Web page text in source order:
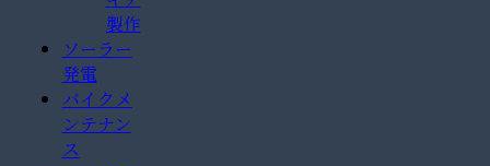
製作
ソーラー
発電
バイクメ
ンテナン
ス